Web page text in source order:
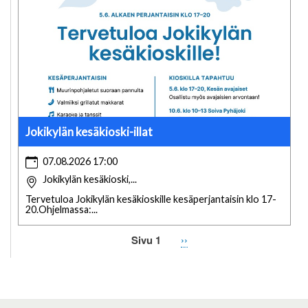
Jokikylän kesäkioski-illat
07.08.2026 17:00
Jokikylän kesäkioski,...
Tervetuloa Jokikylän kesäkioskille kesäperjantaisin klo 17-
20.Ohjelmassa:...
Sivu 1
Seuraava
››